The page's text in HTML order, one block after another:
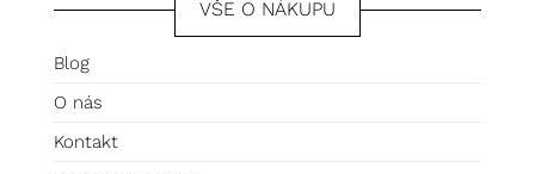
VŠE O NÁKUPU
Blog
O nás
Kontakt